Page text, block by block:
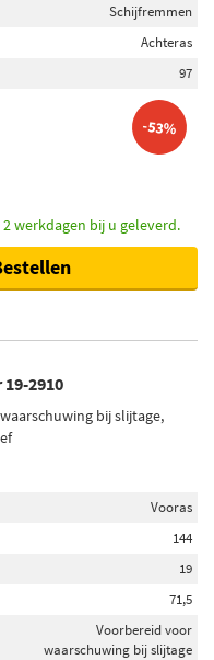
Schijfremmen
Achteras
97
-53%
werkdagen bij u geleverd.
2910
bij slijtage,
Vooras
144
19
71,5
Voorbereid voor
waarschuwing bij slijtage